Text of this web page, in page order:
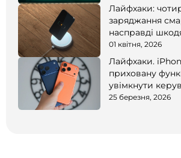
Лайфхаки:
заряджання
насправді
01 квітня, 2026
Лайфхаки.
приховану
увімкнути
25 березня, 2026